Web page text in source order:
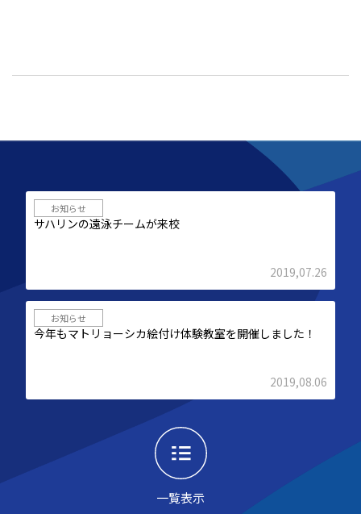
お知らせ
サハリンの遠泳チームが来校
2019,07.26
一覧表示
お知らせ
今年もマトリョーシカ絵付け体験教室を開催しました！
2019,08.06